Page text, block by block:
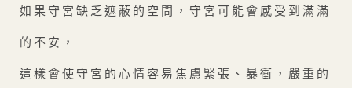
如果守宮缺乏遮蔽的空間，守宮可能會感受到滿滿
的不安，
這樣會使守宮的心情容易焦慮緊張、暴衝，嚴重的